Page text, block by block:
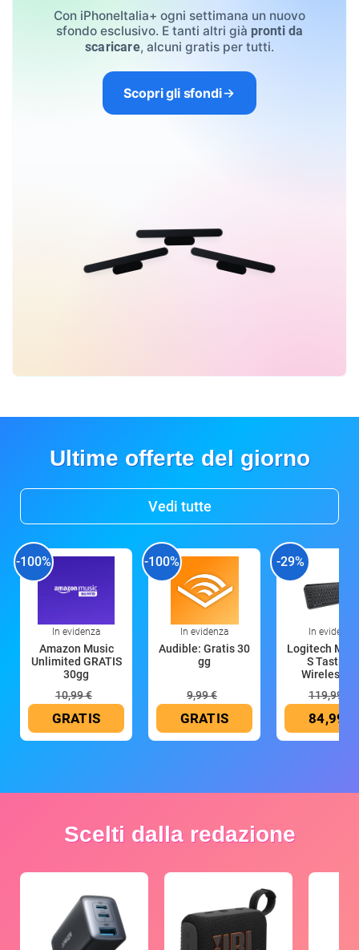
Con iPhoneItalia+ ogni settimana un nuovo
sfondo esclusivo. E tanti altri già pronti da
scaricare, alcuni gratis per tutti.
Scopri gli sfondi
Ultime offerte del giorno
Vedi tutte
-100%
In evidenza
Amazon Music
Unlimited GRATIS
30gg
10,99 €
GRATIS
-100%
In evidenza
Audible: Gratis 30
gg
9,99 €
GRATIS
-29%
In evidenza
Logitech MX
S Tastiera
Wireless
119,99 €
84,99 €
Scelti dalla redazione